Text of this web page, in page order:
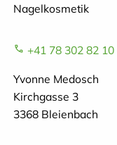
Nagelkosmetik
+41 78 302 82 10
Yvonne Medosch
Kirchgasse 3
3368 Bleienbach